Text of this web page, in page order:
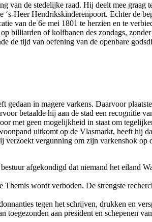
de stedelijke raad. Hij deelt mee
Heer Hendrikskinderenpoort. Echter de
van de 6e mei 1801 te herzien en te
billiarden of kolfbanen des zondags,
de tijd van oefening van de openbare
in magere varkens. Daarvoor
betaalde hij aan de stad een recognitie
met geen mogelijkheid in staat om
uitkomt op de Vlasmarkt, heeft hij
vergunning om zijn varkenshok
afgekondigd dat niemand het eiland
wordt verboden. De strengste
tegen het schrijven, drukken en
aan president en schepenen